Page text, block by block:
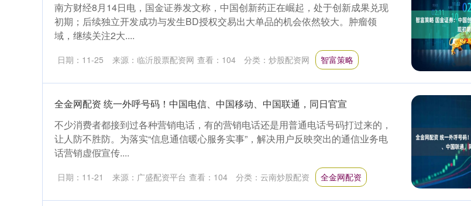
南方财经8月14日电，国金证券发文称，中国创新药正在崛起，处于创新成果兑现
初期；后续独立开发成功与发生BD授权交易出大单品的机会依然较大。肿瘤领
域，继续关注2大....
日期：11-25 来源：临沂股票配资网 查看： 104 分类： 炒股配资网 智富策略
全金网配资 统一外呼号码！中国电信、中国移动、中国联通，同日官宣
不少消费者都接到过各种营销电话，有的营销电话还是用普通电话号码打过来的，
让人防不胜防。为落实“信息通信暖心服务实事”，解决用户反映突出的通信业务电
话营销虚假宣传....
日期：11-21 来源：广盛配资平台 查看： 104 分类： 云南炒股配资 全金网配资